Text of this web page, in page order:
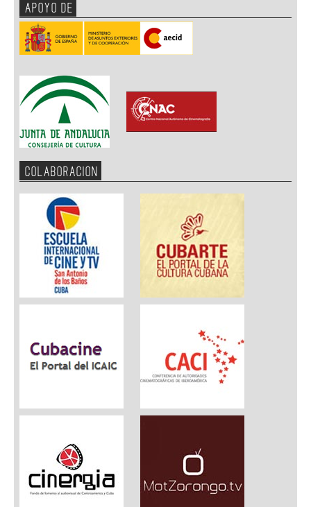
APOYO DE
COLABORACION